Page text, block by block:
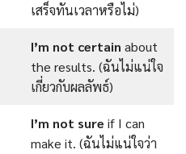
เสร็จทันเวลาหรือไม่)
I’m not certain about
the results. (ฉันไม่แน่ใจ
เกี่ยวกับผลลัพธ์)
I’m not sure if I can
make it. (ฉันไม่แน่ใจว่า